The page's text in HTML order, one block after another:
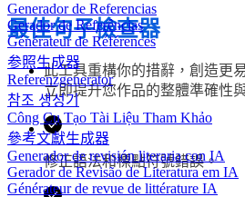
Generador de Referencias
Gerador de Referências
Générateur de Références
参照生成器
Referenzgenerator
참조 생성기
Công Cụ Tạo Tài Liệu Tham Khảo
參考文獻生成器
Generador de revisión literaria con IA
Gerador de Revisão de Literatura em IA
Générateur de revue de littérature IA
最佳句子檢查器
此工具重構你的措辭，創造更
立即提升您作品的整體準確性
修正語法和標點符號錯誤。